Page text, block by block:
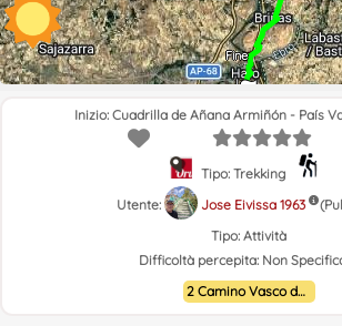
Fine
Inizio: Cuadrilla de Añana Armiñón - País
Tipo: Trekking
Utente:
Jose Eivissa 1963
Tipo: Attività
Difficoltà percepita: Non
2 Camino Vasco del interior